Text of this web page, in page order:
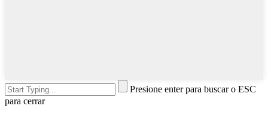
Presione enter para buscar o ESC
para cerrar